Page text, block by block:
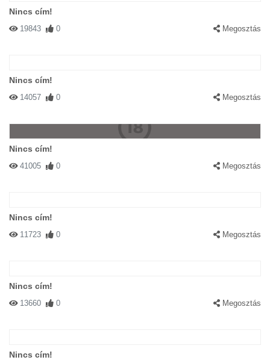
Nincs cím!
19843 0 Megosztás
Nincs cím!
14057 0 Megosztás
Nincs cím!
41005 0 Megosztás
Nincs cím!
11723 0 Megosztás
Nincs cím!
13660 0 Megosztás
Nincs cím!